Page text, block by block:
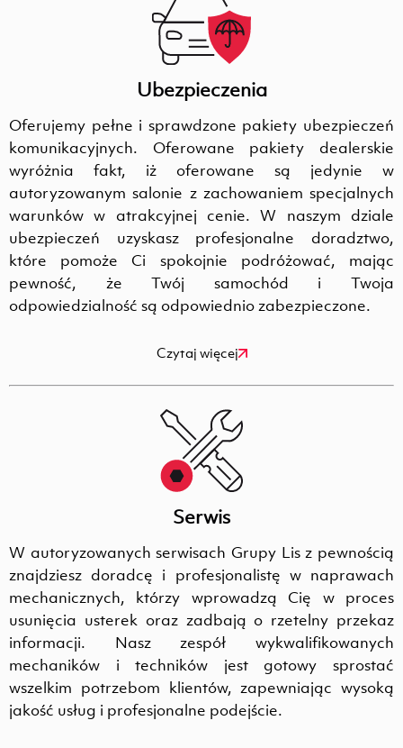
Ubezpieczenia
Oferujemy pełne i sprawdzone pakiety ubezpieczeń
komunikacyjnych. Oferowane pakiety dealerskie
wyróżnia fakt, iż oferowane są jedynie w
autoryzowanym salonie z zachowaniem specjalnych
warunków w atrakcyjnej cenie. W naszym dziale
ubezpieczeń uzyskasz profesjonalne doradztwo,
które pomoże Ci spokojnie podróżować, mając
pewność, że Twój samochód i Twoja
odpowiedzialność są odpowiednio zabezpieczone.
Czytaj więcej
Serwis
W autoryzowanych serwisach Grupy Lis z pewnością
znajdziesz doradcę i profesjonalistę w naprawach
mechanicznych, którzy wprowadzą Cię w proces
usunięcia usterek oraz zadbają o rzetelny przekaz
informacji. Nasz zespół wykwalifikowanych
mechaników i techników jest gotowy sprostać
wszelkim potrzebom klientów, zapewniając wysoką
jakość usług i profesjonalne podejście.